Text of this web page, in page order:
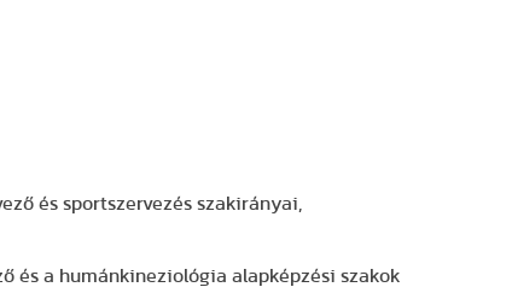
és sportszervezés szakirányai,
és a humánkineziológia alapképzési szakok